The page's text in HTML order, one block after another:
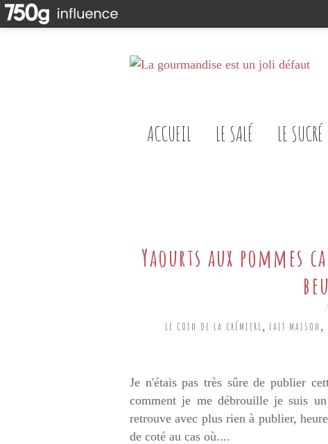
ACCUEIL LE SALÉ LE SUCRÉ
Yaourts aux pommes
LE COIN DE LA CRÉMIERE, FAIT MAISON ,
Je n'étais pas très sûre de publier
comment je me débrouille je suis
retrouve avec plus rien à publier,
de coté au cas où....